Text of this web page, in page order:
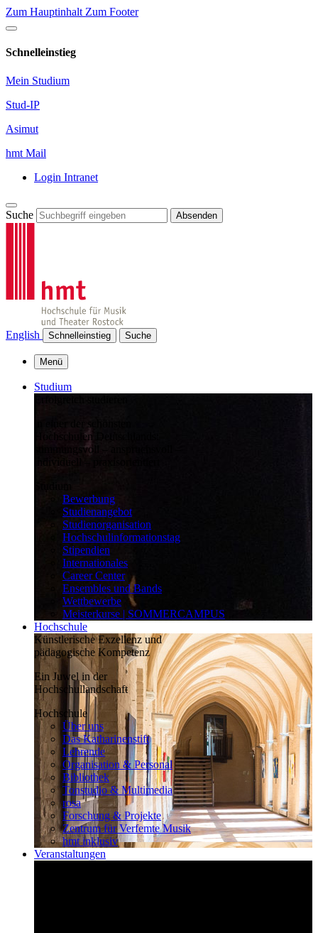
Zum Hauptinhalt Zum Footer
Schnelleinstieg
Mein Studium
Stud-IP
Asimut
hmt Mail
Login Intranet
Suche Absenden
English Schnelleinstieg Suche
Menü
Studium
in einer der schönsten
Hochschulen Deutschlands:
stimmungsvoll – anspruchsvoll –
individuell – praxisorientiert
Bewerbung
Studienangebot
Studienorganisation
Hochschulinformationstag
Stipendien
Internationales
Career Center
Ensembles und Bands
Wettbewerbe
Meisterkurse | SOMMERCAMPUS
Hochschule
Künstlerische Exzellenz und
pädagogische Kompetenz
Ein Juwel in der
Hochschullandschaft
Hochschule
Über uns
Das Katharinenstift
Lehrende
Organisation & Personal
Bibliothek
Tonstudio & Multimedia
rosa
Forschung & Projekte
Zentrum für Verfemte Musik
hmt inklusiv
Veranstaltungen